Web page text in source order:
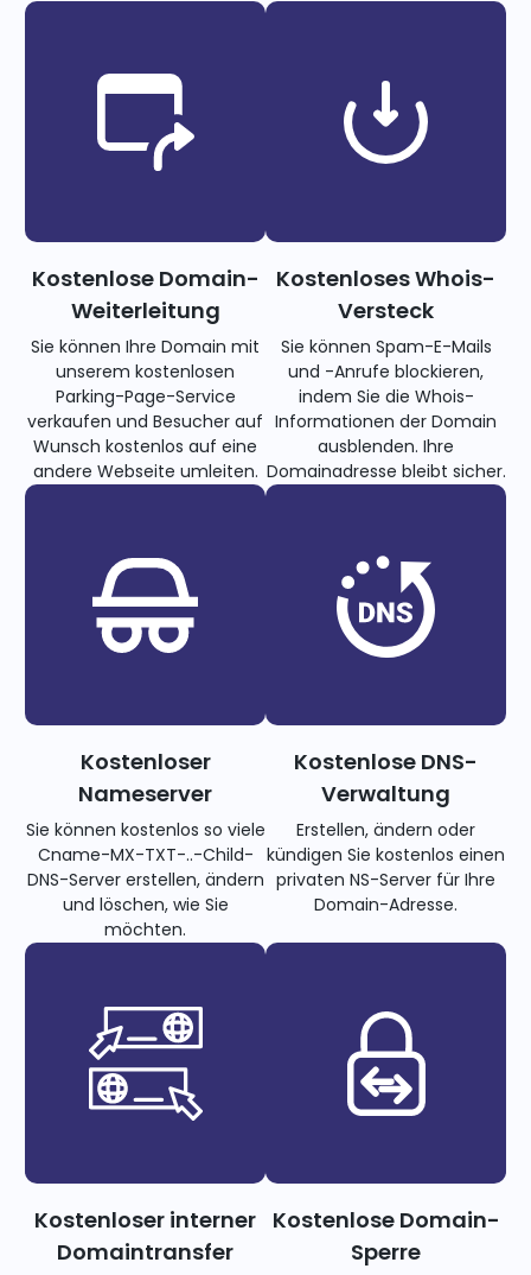
Kostenlose Domain-
Weiterleitung
Sie können Ihre Domain mit
unserem kostenlosen
Parking-Page-Service
verkaufen und Besucher auf
Wunsch kostenlos auf eine
andere Webseite umleiten.
Kostenloses Whois-
Versteck
Sie können Spam-E-Mails
und -Anrufe blockieren,
indem Sie die Whois-
Informationen der Domain
ausblenden. Ihre
Domainadresse bleibt sicher.
Kostenloser
Nameserver
Sie können kostenlos so viele
Cname-MX-TXT-..-Child-
DNS-Server erstellen, ändern
und löschen, wie Sie
möchten.
Kostenlose DNS-
Verwaltung
Erstellen, ändern oder
kündigen Sie kostenlos einen
privaten NS-Server für Ihre
Domain-Adresse.
Kostenloser interner
Domaintransfer
Kostenlose Domain-
Sperre